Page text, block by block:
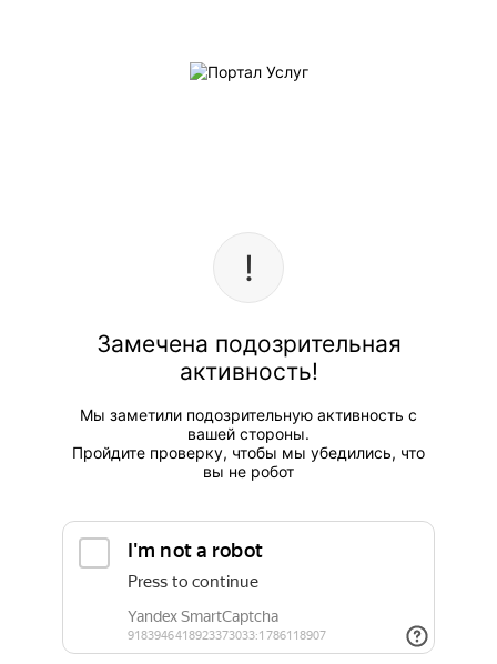
Замечена подозрительная
активность!
Мы заметили подозрительную активность с
вашей стороны.
Пройдите проверку, чтобы мы убедились, что
вы не робот